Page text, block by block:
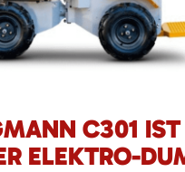
C301
ELEKTRO-